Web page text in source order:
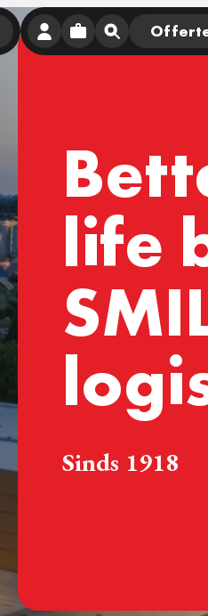
life
Sinds 1918